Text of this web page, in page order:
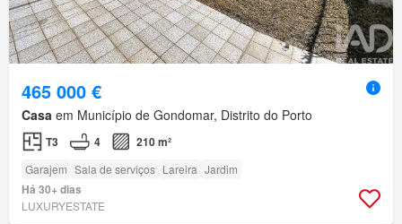
465 000 €
Casa em Município de Gondomar, Distrito do Porto
T3 4 210 m²
Garajem Sala de serviços Lareira Jardim
Há 30+ dias
LUXURYESTATE